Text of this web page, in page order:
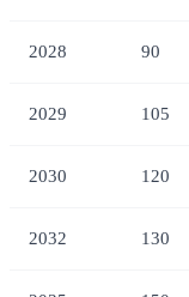
2028 90
2029 105
2030 120
2032 130